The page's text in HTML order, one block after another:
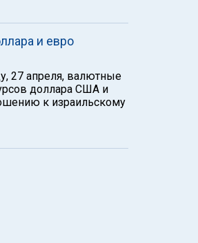
и евро
27 апреля, валютные
доллара США и
к израильскому